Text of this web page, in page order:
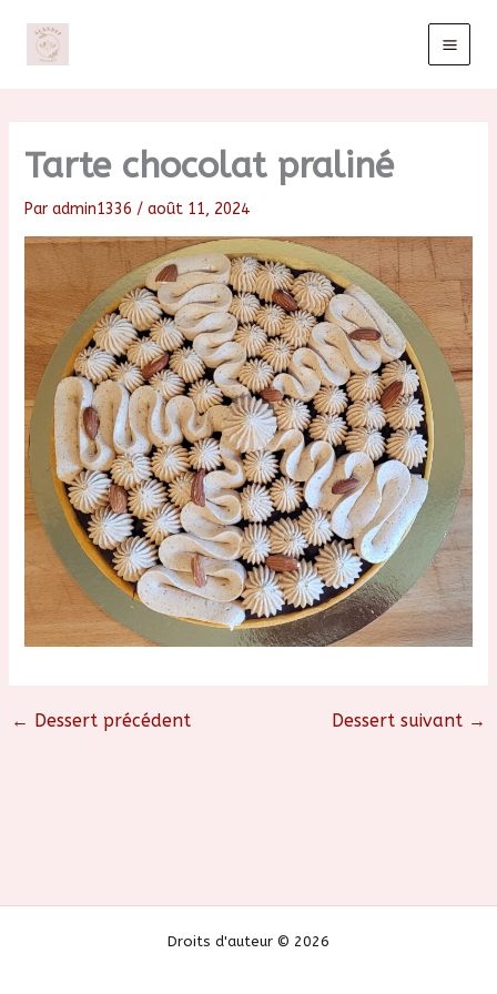
contenu
Tarte chocolat praliné
Par admin1336 / août 11, 2024
← Dessert précédent Dessert suivant →
Droits d'auteur © 2026